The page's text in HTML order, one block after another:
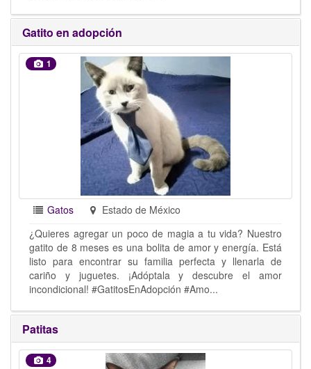
Gatito en adopción
1
Gatos
Estado de México
¿Quieres agregar un poco de magia a tu vida? Nuestro
gatito de 8 meses es una bolita de amor y energía. Está
listo para encontrar su familia perfecta y llenarla de
cariño y juguetes. ¡Adóptala y descubre el amor
incondicional! #GatitosEnAdopción #Amo...
Patitas
4